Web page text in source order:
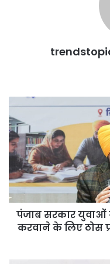
सरकार
युवाओं
को
प्रतियोगी
परीक्षाओं
की
तैयारी
करवाने
लिए
पंजाब सरकार युवाओं
करवाने के लिए ठोस